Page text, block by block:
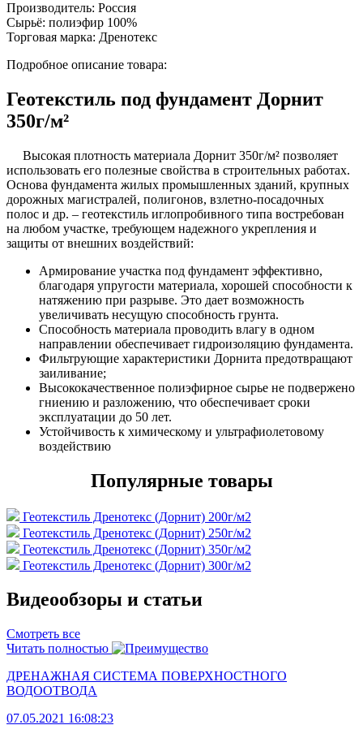
Производитель: Россия
Сырьё: полиэфир 100%
Торговая марка: Дренотекс
Подробное описание товара:
Геотекстиль под фундамент Дорнит
350г/м²
Высокая плотность материала Дорнит 350г/м² позволяет
использовать его полезные свойства в строительных работах.
Основа фундамента жилых промышленных зданий, крупных
дорожных магистралей, полигонов, взлетно-посадочных
полос и др. – геотекстиль иглопробивного типа востребован
на любом участке, требующем надежного укрепления и
защиты от внешних воздействий:
Армирование участка под фундамент эффективно,
благодаря упругости материала, хорошей способности к
натяжению при разрыве. Это дает возможность
увеличивать несущую способность грунта.
Способность материала проводить влагу в одном
направлении обеспечивает гидроизоляцию фундамента.
Фильтрующие характеристики Дорнита предотвращают
заиливание;
Высококачественное полиэфирное сырье не подвержено
гниению и разложению, что обеспечивает сроки
эксплуатации до 50 лет.
Устойчивость к химическому и ультрафиолетовому
воздействию
Популярные товары
Геотекстиль Дренотекс (Дорнит) 200г/м2
Геотекстиль Дренотекс (Дорнит) 250г/м2
Геотекстиль Дренотекс (Дорнит) 350г/м2
Геотекстиль Дренотекс (Дорнит) 300г/м2
Видеообзоры и статьи
Смотреть все
Читать полностью
ДРЕНАЖНАЯ СИСТЕМА ПОВЕРХНОСТНОГО
ВОДООТВОДА
07.05.2021 16:08:23